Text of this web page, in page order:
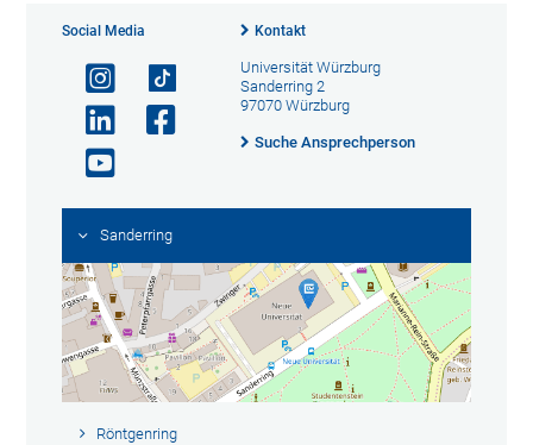
Social Media Kontakt
Universität Würzburg
Sanderring 2
97070 Würzburg
Suche Ansprechperson
Sanderring
Röntgenring